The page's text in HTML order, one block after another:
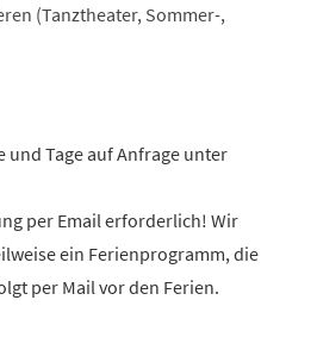
(Tanztheater, Sommer-,
und Tage auf Anfrage unter
per Email erforderlich! Wir
ein Ferienprogramm, die
per Mail vor den Ferien.